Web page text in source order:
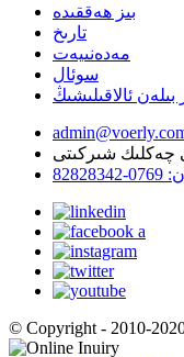
بىز ھەققىدە
تارىخ
مەدەنىيەت
سوئال
بىلەن ئالاقىلىشىڭ
© Copyright - 2010-